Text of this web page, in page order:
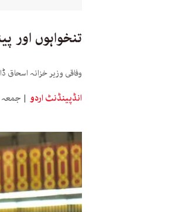
تنخواہوں اور
وفاقی وزیر خزانہ اسحاق
انڈپینڈنٹ اردو جمعہ 9 جون 2023 1:45